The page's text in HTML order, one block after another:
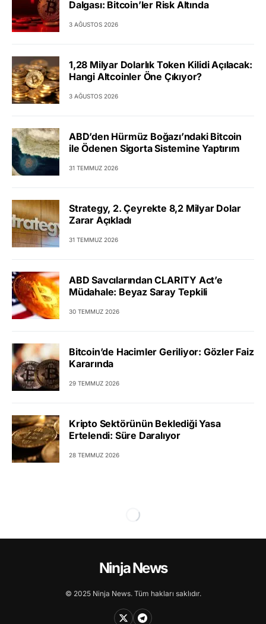
Dalgası: Bitcoin’ler Risk Altında
3 AĞUSTOS 2026
1,28 Milyar Dolarlık Token Kilidi Açılacak:
Hangi Altcoinler Öne Çıkıyor?
3 AĞUSTOS 2026
ABD’den Hürmüz Boğazı’ndaki Bitcoin
ile Ödenen Sigorta Sistemine Yaptırım
31 TEMMUZ 2026
Strategy, 2. Çeyrekte 8,2 Milyar Dolar
Zarar Açıkladı
31 TEMMUZ 2026
ABD Savcılarından CLARITY Act’e
Müdahale: Beyaz Saray Tepkili
30 TEMMUZ 2026
Bitcoin’de Hacimler Geriliyor: Gözler Faiz
Kararında
29 TEMMUZ 2026
Kripto Sektörünün Beklediği Yasa
Ertelendi: Süre Daralıyor
28 TEMMUZ 2026
Ninja News
© 2025 Ninja News. Tüm hakları saklıdır.